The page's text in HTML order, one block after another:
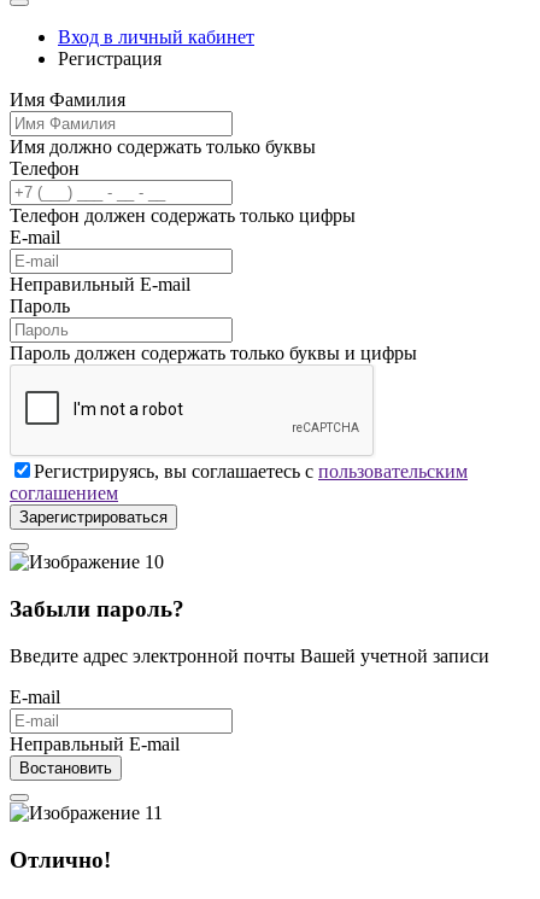
Вход в личный кабинет
Регистрация
Имя Фамилия
Имя должно содержать только буквы
Телефон
Телефон должен содержать только цифры
E-mail
Неправильный E-mail
Пароль
Пароль должен содержать только буквы и цифры
Регистрируясь, вы соглашаетесь с пользовательским
соглашением
Зарегистрироваться
Забыли пароль?
Введите адрес электронной почты Вашей учетной записи
E-mail
Неправльный E-mail
Востановить
Отлично!